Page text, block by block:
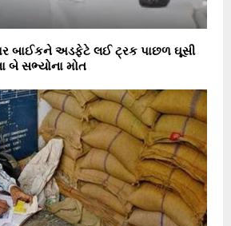
બાઈકને અડફેટે લઈ ટ્રક પાછળ ઘૂસી
બે સભ્યોના મોત